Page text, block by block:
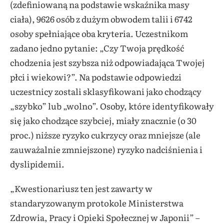
(zdefiniowaną na podstawie wskaźnika masy
ciała), 9626 osób z dużym obwodem talii i 6742
osoby spełniające oba kryteria. Uczestnikom
zadano jedno pytanie: „Czy Twoja prędkość
chodzenia jest szybsza niż odpowiadająca Twojej
płci i wiekowi?”. Na podstawie odpowiedzi
uczestnicy zostali sklasyfikowani jako chodzący
„szybko” lub „wolno”. Osoby, które identyfikowały
się jako chodzące szybciej, miały znacznie (o 30
proc.) niższe ryzyko cukrzycy oraz mniejsze (ale
zauważalnie zmniejszone) ryzyko nadciśnienia i
dyslipidemii.
„Kwestionariusz ten jest zawarty w
standaryzowanym protokole Ministerstwa
Zdrowia, Pracy i Opieki Społecznej w Japonii” –